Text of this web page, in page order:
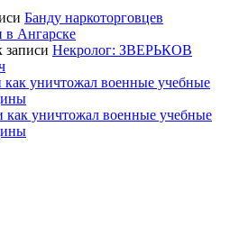
Банду наркоторговцев
в Ангарске
записи Некролог: ЗВЕРЬКОВ
как уничтожал военные учебные
как уничтожал военные учебные